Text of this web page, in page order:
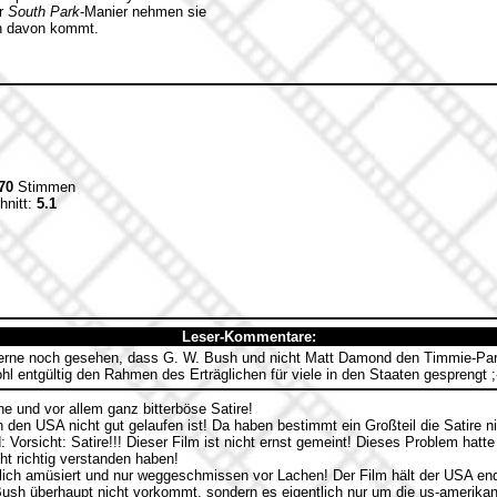
South Park-Manier nehmen sie
davon kommt.
Stimmen
5.1
Leser-Kommentare:
noch gesehen, dass G. W. Bush und nicht Matt Damond den Timmie-
entgültig den Rahmen des Erträglichen für viele in den Staaten gesprengt
und vor allem ganz bitterböse Satire!
den USA nicht gut gelaufen ist! Da haben bestimmt ein Großteil die Satire
Vorsicht: Satire!!! Dieser Film ist nicht ernst gemeint! Dieses Problem
richtig verstanden haben!
amüsiert und nur weggeschmissen vor Lachen! Der Film hält der USA
überhaupt nicht vorkommt, sondern es eigentlich nur um die us-